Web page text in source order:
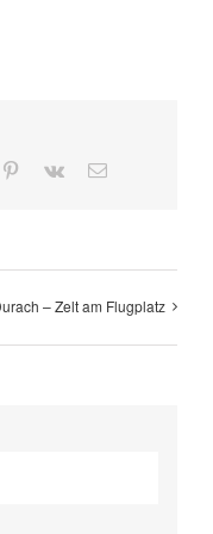
Pinterest
Vk
E-
– Zelt am Flugplatz